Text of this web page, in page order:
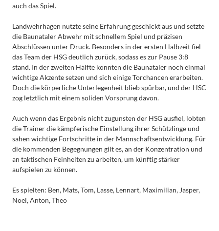
auch das Spiel.
Landwehrhagen nutzte seine Erfahrung geschickt aus und setzte
die Baunataler Abwehr mit schnellem Spiel und präzisen
Abschlüssen unter Druck. Besonders in der ersten Halbzeit fiel
das Team der HSG deutlich zurück, sodass es zur Pause 3:8
stand. In der zweiten Hälfte konnten die Baunataler noch einmal
wichtige Akzente setzen und sich einige Torchancen erarbeiten.
Doch die körperliche Unterlegenheit blieb spürbar, und der HSC
zog letztlich mit einem soliden Vorsprung davon.
Auch wenn das Ergebnis nicht zugunsten der HSG ausfiel, lobten
die Trainer die kämpferische Einstellung ihrer Schützlinge und
sahen wichtige Fortschritte in der Mannschaftsentwicklung. Für
die kommenden Begegnungen gilt es, an der Konzentration und
an taktischen Feinheiten zu arbeiten, um künftig stärker
aufspielen zu können.
Es spielten: Ben, Mats, Tom, Lasse, Lennart, Maximilian, Jasper,
Noel, Anton, Theo